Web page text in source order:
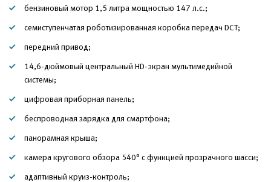
бензиновый мотор 1,5 литра мощностью 147 л.с.;
семиступенчатая роботизированная коробка передач DCT;
передний привод;
14,6-дюймовый центральный HD-экран мультимедийной
системы;
цифровая приборная панель;
беспроводная зарядка для смартфона;
панорамная крыша;
камера кругового обзора 540° с функцией прозрачного шасси;
адаптивный круиз-контроль;